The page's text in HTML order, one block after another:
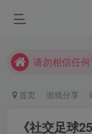
请勿相信任
首页 游戏分享
《社交足球